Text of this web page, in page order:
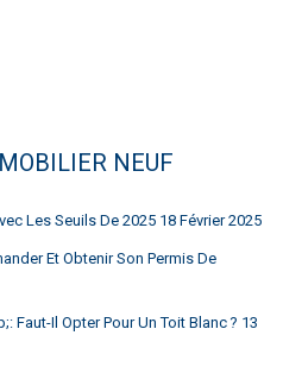
NEUF
Les Seuils De 2025 18 Février 2025
Et Obtenir Son Permis De
Faut-Il Opter Pour Un Toit Blanc ? 13